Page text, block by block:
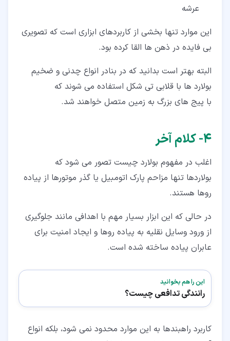
عرشه
این موارد تنها بخشی از کاربردهای ابزاری است که تصویری
بی فایده در ذهن ها القا کرده بود.
البته بهتر است بدانید که در بنادر انواع چدنی و ضخیم
بولارد ها با قلابی تی شکل استفاده می شوند که
با پیج های بزرگ به زمین متصل خواهند شد.
۴‏- کلام آخر
اغلب در مفهوم بولارد چیست تصور می شود که
بولاردها تنها مزاحم پارک اتومبیل یا گذر موتورها از پیاده
روها هستند.
در حالی که این ابزار بسیار مهم با اهدافی مانند جلوگیری
از ورود وسایل نقلیه به پیاده روها و ایجاد امنیت برای
عابران پیاده ساخته شده است.
این را هم بخوانید
رانندگی تدافعی چیست؟
کاربرد راهبندها به این موارد محدود نمی شود، بلکه انواع